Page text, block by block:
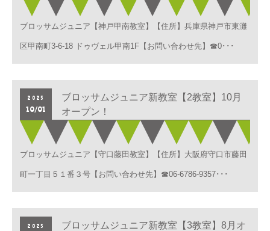
ブロッサムジュニア【神戸甲南教室】【住所】兵庫県神戸市東灘
区甲南町3-6-18 ドゥヴェル甲南1F【お問い合わせ先】☎0･･･
2025
10/01
ブロッサムジュニア新教室【2教室】10月
オープン！
ブロッサムジュニア【守口藤田教室】【住所】大阪府守口市藤田
町一丁目５１番３号【お問い合わせ先】☎06-6786-9357･･･
2025
ブロッサムジュニア新教室【3教室】8月オ